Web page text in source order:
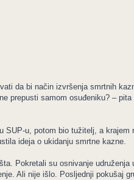
da bi način izvršenja smrtnih
prepusti samom osuđeniku? –
u, potom bio tužitelj, a
ideja o ukidanju smrtne kazne.
Pokretali su osnivanje
Ali nije išlo. Posljednji pokušaj